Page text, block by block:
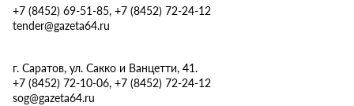
+7 (8452) 69-51-85, +7 (8452) 72-24-12
tender@gazeta64.ru
г. Саратов, ул. Сакко и Ванцетти, 41.
+7 (8452) 72-10-06, +7 (8452) 72-24-12
sog@gazeta64.ru